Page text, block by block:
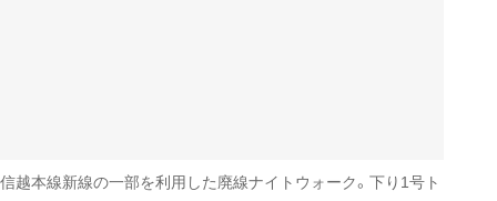
信越本線新線の一部を利用した廃線ナイトウォーク。下り1号ト